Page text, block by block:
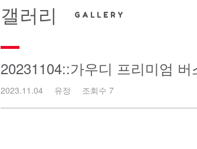
갤러리
20231104::가우디 프리미엄 버
2023.11.04 유정 조회수 7